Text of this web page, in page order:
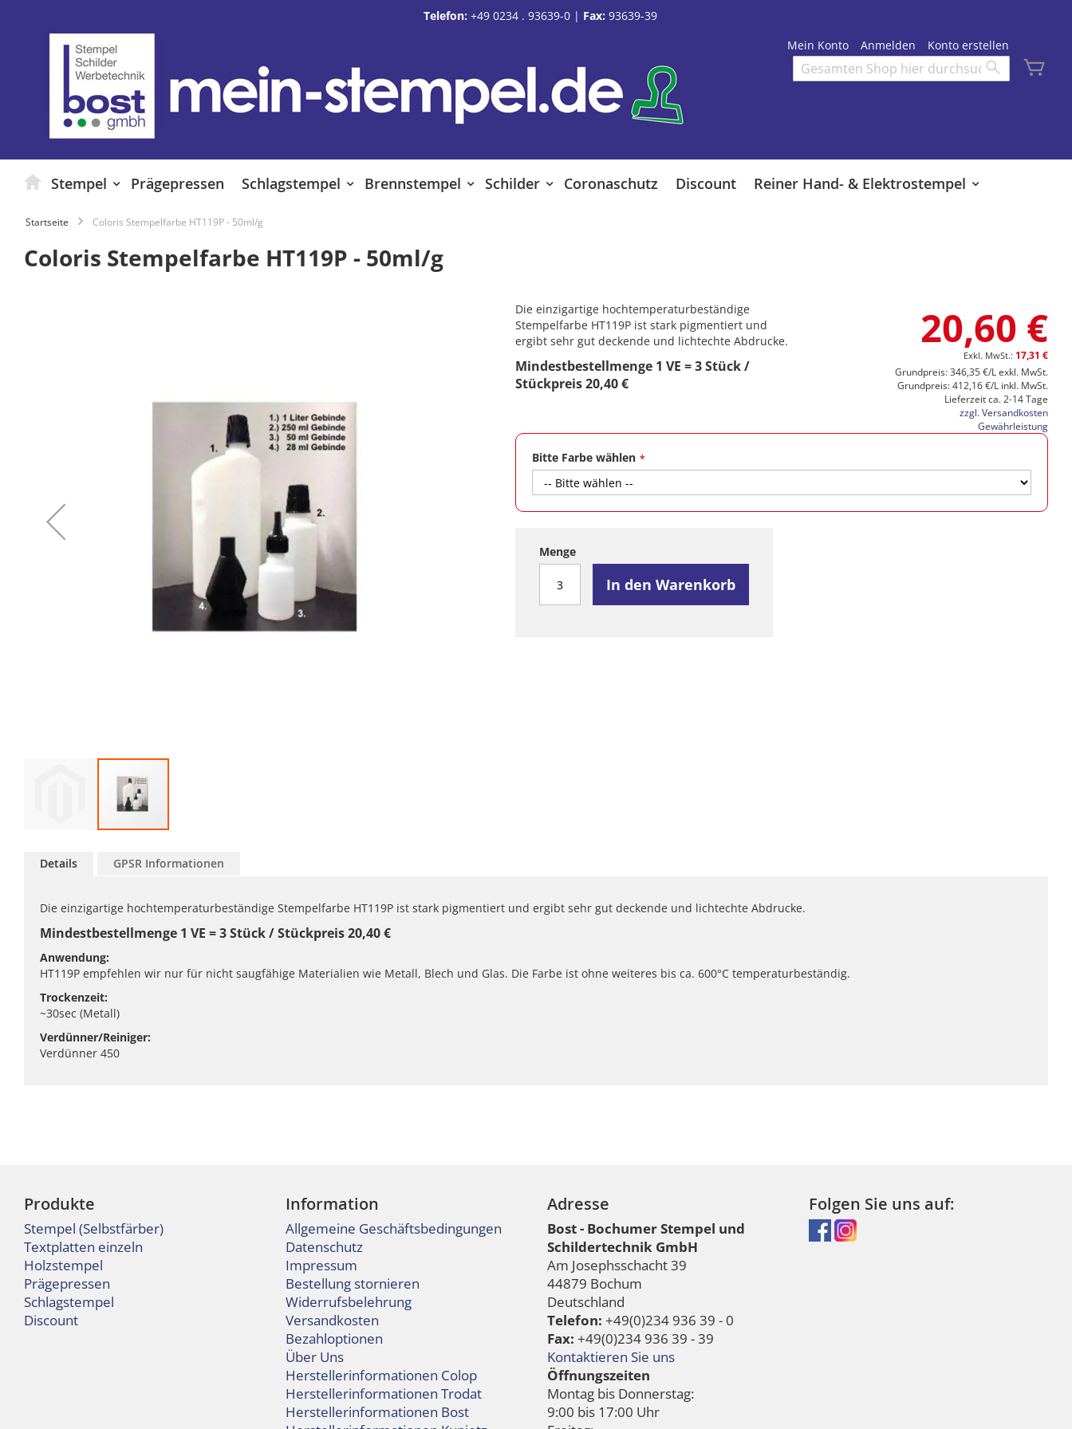
Telefon: +49 0234 . 93639-0| Fax: 93639-39
Mein Konto
Anmelden Konto erstellen
Search
Stempel Prägepressen Schlagstempel Brennstempel Schilder Coronaschutz Discount Reiner Hand- & Elektrostempel
Startseite Coloris Stempelfarbe HT119P - 50ml/g
Coloris Stempelfarbe HT119P - 50ml/g
der
springen
20,60 €
17,31 €
Grundpreis: 346,35 €/L exkl. MwSt.
Grundpreis: 412,16 €/L inkl. MwSt.
Lieferzeit ca. 2-14 Tage
zzgl. Versandkosten
Gewährleistung
Die einzigartige hochtemperaturbeständige
Stempelfarbe HT119P ist stark pigmentiert und
ergibt sehr gut deckende und lichtechte Abdrucke.
Mindestbestellmenge 1 VE = 3 Stück /
Stückpreis 20,40 €
Bitte Farbe wählen
Menge
In den Warenkorb
Details
Die einzigartige hochtemperaturbeständige Stempelfarbe HT119P ist stark pigmentiert und ergibt sehr gut deckende und lichtechte Abdrucke.
Mindestbestellmenge 1 VE = 3 Stück / Stückpreis 20,40 €
Anwendung:
HT119P empfehlen wir nur für nicht saugfähige Materialien wie Metall, Blech und Glas. Die Farbe ist ohne weiteres bis ca. 600°C temperaturbeständig.
Trockenzeit:
~30sec (Metall)
Verdünner/Reiniger:
Verdünner 450
GPSR Informationen
Produkte
Stempel (Selbstfärber)
Textplatten einzeln
Holzstempel
Prägepressen
Schlagstempel
Discount
Information
Allgemeine Geschäftsbedingungen
Datenschutz
Impressum
Bestellung stornieren
Widerrufsbelehrung
Versandkosten
Bezahloptionen
Über Uns
Herstellerinformationen Colop
Herstellerinformationen Trodat
Herstellerinformationen Bost
Adresse
Bost - Bochumer Stempel und
Schildertechnik GmbH
Am Josephsschacht 39
44879 Bochum
Deutschland
Telefon: +49(0)234 936 39 - 0
Fax: +49(0)234 936 39 - 39
Kontaktieren Sie uns
Öffnungszeiten
Montag bis Donnerstag:
9:00 bis 17:00 Uhr
Folgen Sie uns auf: